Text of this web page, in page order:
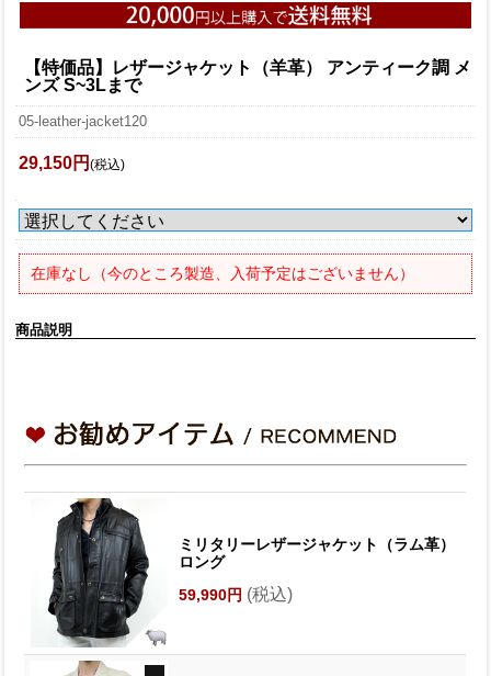
【特価品】レザージャケット（羊革） アンティーク調 メ
ンズ S~3Lまで
05-leather-jacket120
29,150円 (税込)
在庫なし（今のところ製造、入荷予定はございません）
商品説明
ミリタリーレザージャケット（ラム革）
ロング
59,990円 (税込)